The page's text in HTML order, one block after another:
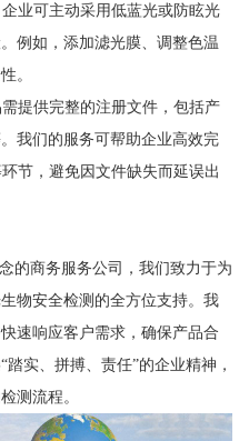
业可主动采用低蓝光或防眩光
例如，添加滤光膜、调整色温
。
提供完整的注册文件，包括产
我们的服务可帮助企业高效完
节，避免因文件缺失而延误出
的商务服务公司，我们致力于为
物安全检测的全方位支持。我
速响应客户需求，确保产品合
实、拼搏、责任”的企业精神，
测流程。